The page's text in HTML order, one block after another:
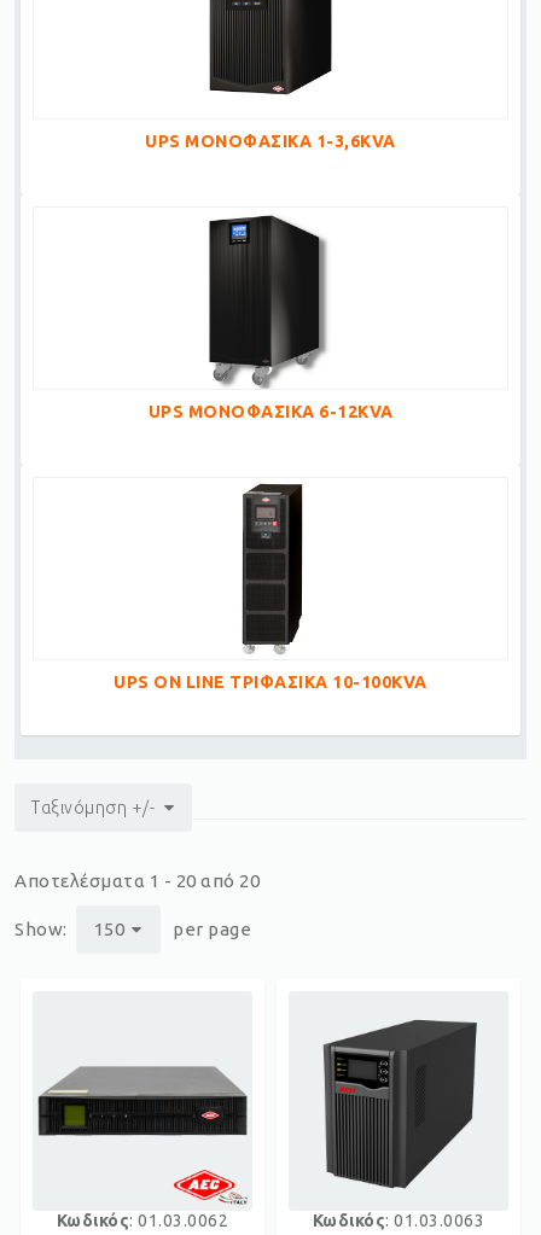
UPS ΜΟΝΟΦΑΣΙΚΑ 1-3,6KVA
UPS ΜΟΝΟΦΑΣΙΚΑ 6-12KVA
UPS ON LINE ΤΡΙΦΑΣΙΚΑ 10-100KVA
Ταξινόμηση +/-
Αποτελέσματα 1 - 20 από 20
Show: 150 per page
Κωδικός: 01.03.0062 Κωδικός: 01.03.0063